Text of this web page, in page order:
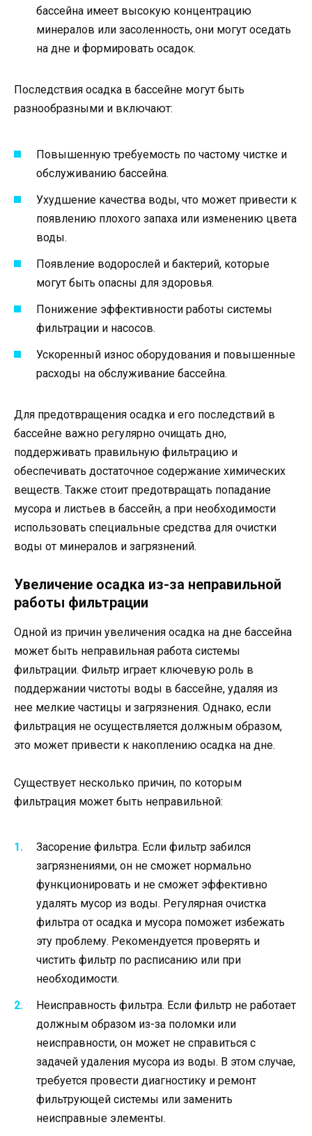
бассейна имеет высокую концентрацию
минералов или засоленность, они могут оседать
на дне и формировать осадок.
Последствия осадка в бассейне могут быть
разнообразными и включают:
Повышенную требуемость по частому чистке и
обслуживанию бассейна.
Ухудшение качества воды, что может привести к
появлению плохого запаха или изменению цвета
воды.
Появление водорослей и бактерий, которые
могут быть опасны для здоровья.
Понижение эффективности работы системы
фильтрации и насосов.
Ускоренный износ оборудования и повышенные
расходы на обслуживание бассейна.
Для предотвращения осадка и его последствий в
бассейне важно регулярно очищать дно,
поддерживать правильную фильтрацию и
обеспечивать достаточное содержание химических
веществ. Также стоит предотвращать попадание
мусора и листьев в бассейн, а при необходимости
использовать специальные средства для очистки
воды от минералов и загрязнений.
Увеличение осадка из-за неправильной
работы фильтрации
Одной из причин увеличения осадка на дне бассейна
может быть неправильная работа системы
фильтрации. Фильтр играет ключевую роль в
поддержании чистоты воды в бассейне, удаляя из
нее мелкие частицы и загрязнения. Однако, если
фильтрация не осуществляется должным образом,
это может привести к накоплению осадка на дне.
Существует несколько причин, по которым
фильтрация может быть неправильной:
Засорение фильтра. Если фильтр забился
загрязнениями, он не сможет нормально
функционировать и не сможет эффективно
удалять мусор из воды. Регулярная очистка
фильтра от осадка и мусора поможет избежать
эту проблему. Рекомендуется проверять и
чистить фильтр по расписанию или при
необходимости.
Неисправность фильтра. Если фильтр не работает
должным образом из-за поломки или
неисправности, он может не справиться с
задачей удаления мусора из воды. В этом случае,
требуется провести диагностику и ремонт
фильтрующей системы или заменить
неисправные элементы.